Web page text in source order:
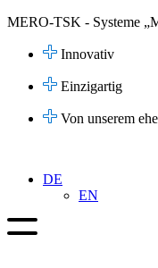
Zum
springen
MERO-TSK - Systeme
Innovativ
Einzigartig
Von unserem
DE
EN